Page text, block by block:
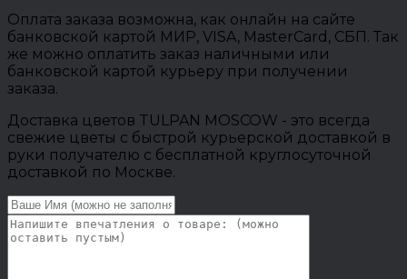
Оплата заказа возможна, как онлайн на сайте
банковской картой МИР, VISA, MasterCard, СБП. Так
же можно оплатить заказ наличными или
банковской картой курьеру при получении
заказа.
Доставка цветов TULPAN MOSCOW - это всегда
свежие цветы с быстрой курьерской доставкой в
руки получателю с бесплатной круглосуточной
доставкой по Москве.